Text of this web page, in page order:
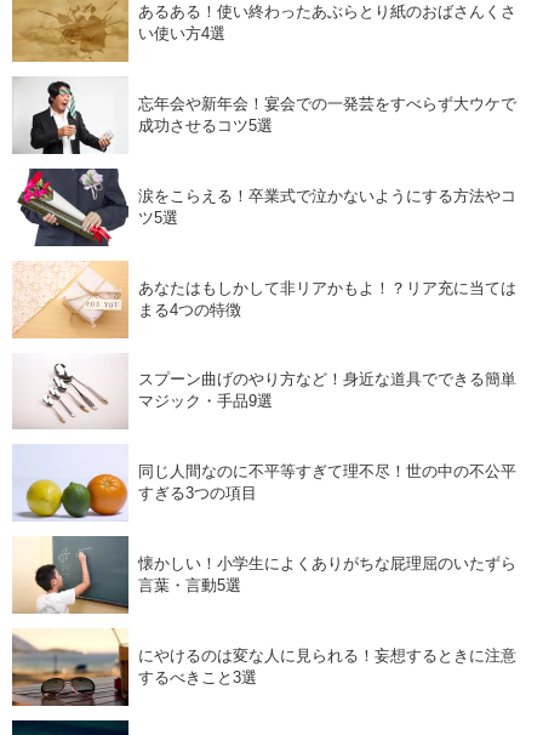
あるある！使い終わったあぶらとり紙のおばさんくさ
い使い方4選
忘年会や新年会！宴会での一発芸をすべらず大ウケで
成功させるコツ5選
涙をこらえる！卒業式で泣かないようにする方法やコ
ツ5選
あなたはもしかして非リアかもよ！？リア充に当ては
まる4つの特徴
スプーン曲げのやり方など！身近な道具でできる簡単
マジック・手品9選
同じ人間なのに不平等すぎて理不尽！世の中の不公平
すぎる3つの項目
懐かしい！小学生によくありがちな屁理屈のいたずら
言葉・言動5選
にやけるのは変な人に見られる！妄想するときに注意
するべきこと3選